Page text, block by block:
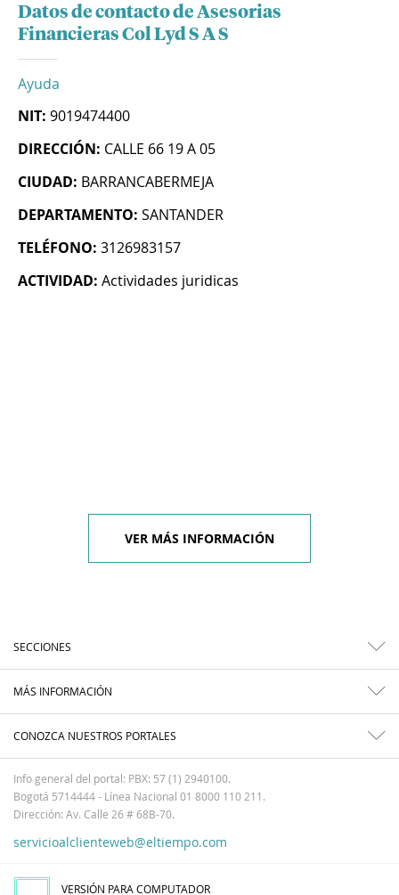
Datos de contacto de Asesorias
Financieras Col Lyd S A S
Ayuda
NIT: 9019474400
DIRECCIÓN: CALLE 66 19 A 05
CIUDAD: BARRANCABERMEJA
DEPARTAMENTO: SANTANDER
TELÉFONO: 3126983157
ACTIVIDAD: Actividades juridicas
VER MÁS INFORMACIÓN
SECCIONES
MÁS INFORMACIÓN
CONOZCA NUESTROS PORTALES
Info general del portal: PBX: 57 (1) 2940100.
Bogotá 5714444 - Línea Nacional 01 8000 110 211.
Dirección: Av. Calle 26 # 68B-70.
servicioalclienteweb@eltiempo.com
VERSIÓN PARA COMPUTADOR